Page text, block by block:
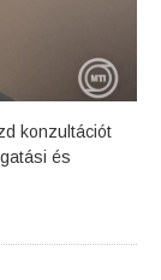
konzultációt
és